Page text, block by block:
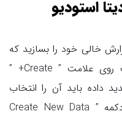
استودیو
خالی خود را بسازید که
کار سختی نیست و فقط کافیست روی علامت ” Create+ ”
داده باید آن را انتخاب
کنیم. برای این کار کافیست روی دکمه ” Create New Data